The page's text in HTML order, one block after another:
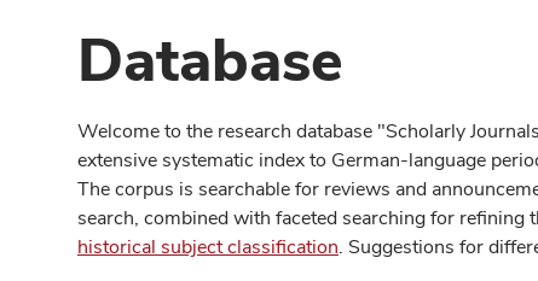
Database
Welcome to the research database "Scholarly
extensive systematic index to German-language
The corpus is searchable for reviews and
search, combined with faceted searching for refining
historical subject classification. Suggestions for